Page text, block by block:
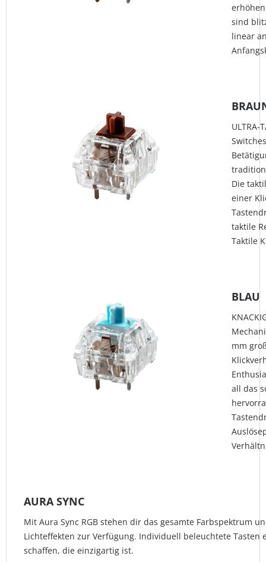
sind
linear
ULTRA-
Die
einer
taktile
Taktile
BLAU
mm
all das
AURA SYNC
Mit Aura Sync RGB stehen dir das gesamte Farbspektrum
Lichteffekten zur Verfügung. Individuell beleuchtete Tasten
schaffen, die einzigartig ist.